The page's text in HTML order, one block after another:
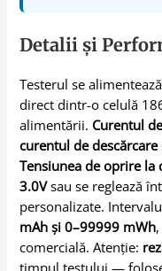
Detalii și
Testerul se
direct dintr-o celulă
alimentării. Curentul
curentul de descărcare
Tensiunea de oprire la
3.0Vsau se reglează
personalizate.
mAh și 0–99999 mWh
comercială. Atenție: